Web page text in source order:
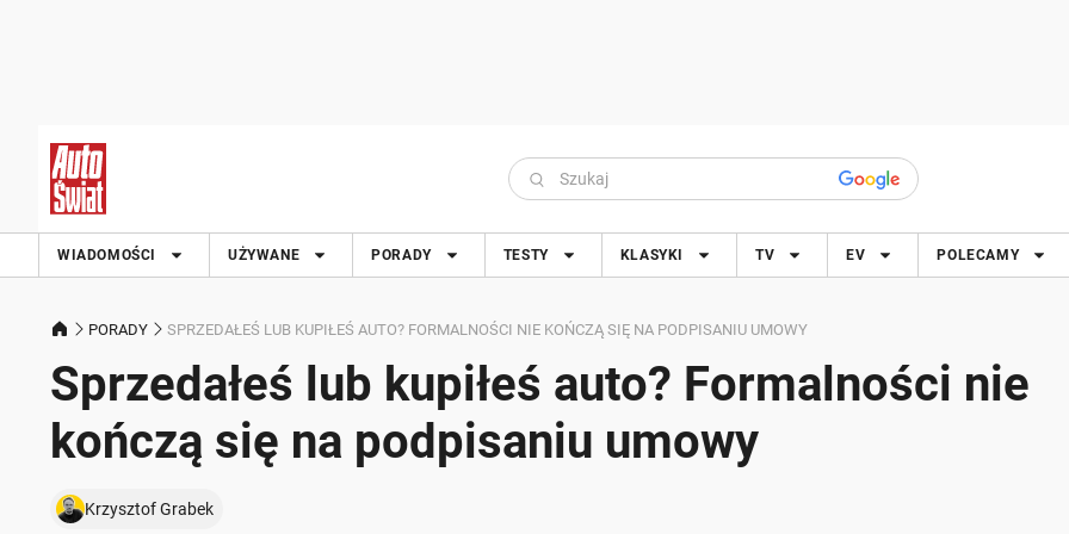
WIADOMOŚCI UŻYWANE PORADY TESTY KLASYKI TV EV POLECAMY
PORADY SPRZEDAŁEŚ LUB KUPIŁEŚ AUTO? FORMALNOŚCI NIE KOŃCZĄ SIĘ NA PODPISANIU UMOWY
Sprzedałeś lub kupiłeś auto? Formalności nie
kończą się na podpisaniu umowy
Krzysztof Grabek